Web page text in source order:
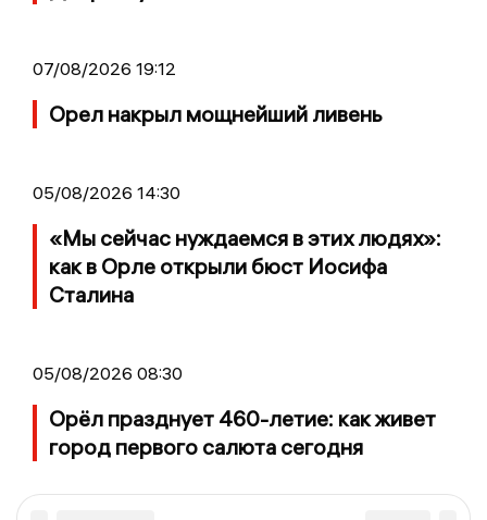
07/08/2026 19:12
Орел накрыл мощнейший ливень
05/08/2026 14:30
«Мы сейчас нуждаемся в этих людях»:
как в Орле открыли бюст Иосифа
Сталина
05/08/2026 08:30
Орёл празднует 460-летие: как живет
город первого салюта сегодня